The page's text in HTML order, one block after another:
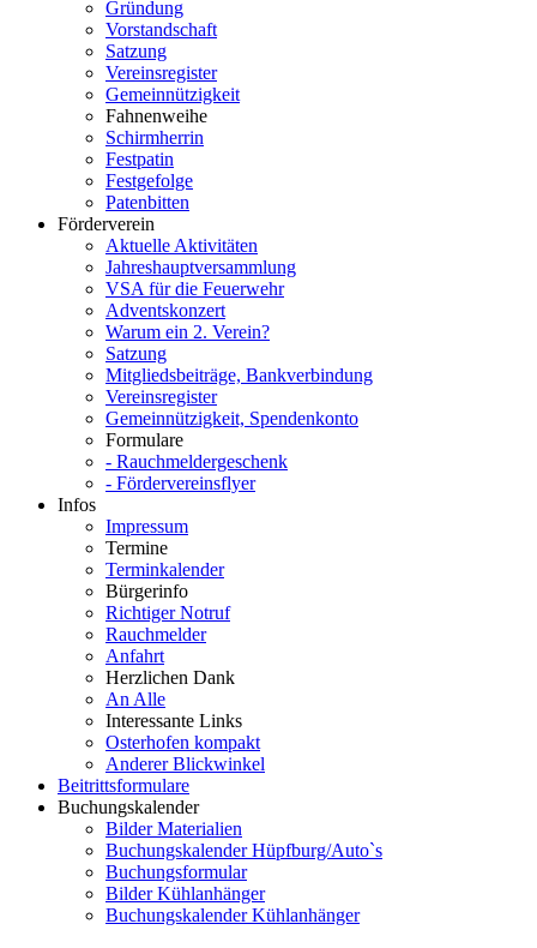
Gründung
Vorstandschaft
Satzung
Vereinsregister
Gemeinnützigkeit
Fahnenweihe
Schirmherrin
Festpatin
Festgefolge
Patenbitten
Förderverein
Aktuelle Aktivitäten
Jahreshauptversammlung
VSA für die Feuerwehr
Adventskonzert
Warum ein 2. Verein?
Satzung
Mitgliedsbeiträge, Bankverbindung
Vereinsregister
Gemeinnützigkeit, Spendenkonto
Formulare
- Rauchmeldergeschenk
- Fördervereinsflyer
Infos
Impressum
Termine
Terminkalender
Bürgerinfo
Richtiger Notruf
Rauchmelder
Anfahrt
Herzlichen Dank
An Alle
Interessante Links
Osterhofen kompakt
Anderer Blickwinkel
Beitrittsformulare
Buchungskalender
Bilder Materialien
Buchungskalender Hüpfburg/Auto`s
Buchungsformular
Bilder Kühlanhänger
Buchungskalender Kühlanhänger